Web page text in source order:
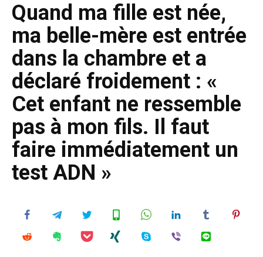
Quand ma fille est née,
ma belle-mère est entrée
dans la chambre et a
déclaré froidement : «
Cet enfant ne ressemble
pas à mon fils. Il faut
faire immédiatement un
test ADN »